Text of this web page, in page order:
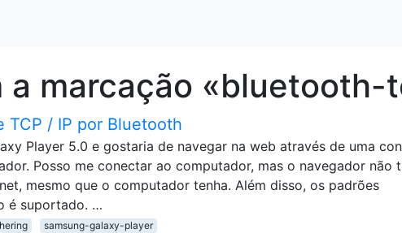
a marcação «bluetooth-
TCP / IP por Bluetooth
Player 5.0 e gostaria de navegar na web através de uma
Posso me conectar ao computador, mas o navegador não
mesmo que o computador tenha. Além disso, os padrões
é suportado. …
samsung-galaxy-player